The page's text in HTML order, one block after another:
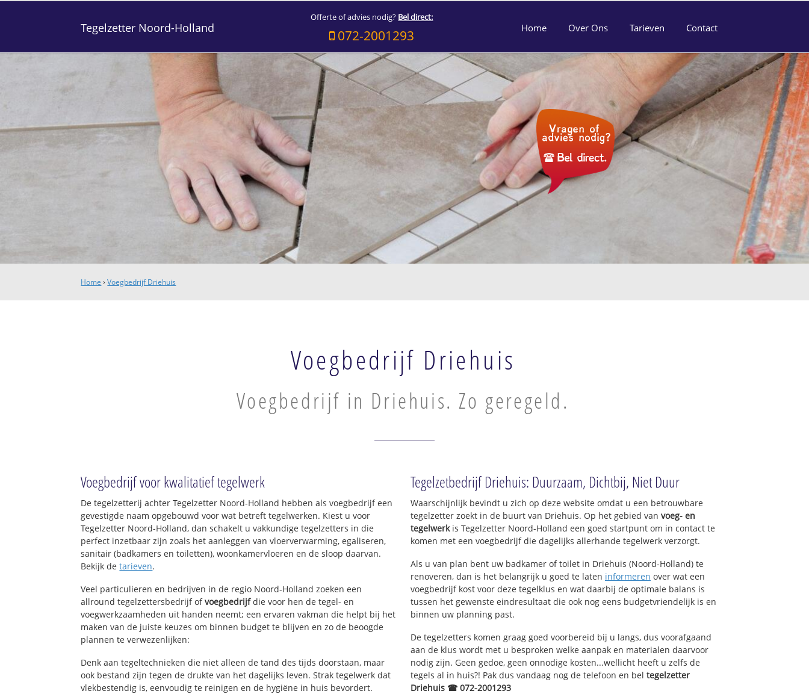
Tegelzetter Noord-Holland
Offerte of advies nodig? Bel direct:
072-2001293 Home Over Ons Tarieven Contact
Home ›Voegbedrijf Driehuis
Voegbedrijf Driehuis
Voegbedrijf in Driehuis. Zo geregeld.
Voegbedrijf voor kwalitatief tegelwerk
De tegelzetterij achter Tegelzetter Noord-Holland hebben als voegbedrijf een
gevestigde naam opgebouwd voor wat betreft tegelwerken. Kiest u voor
Tegelzetter Noord-Holland, dan schakelt u vakkundige tegelzetters in die
perfect inzetbaar zijn zoals het aanleggen van vloerverwarming, egaliseren,
sanitair (badkamers en toiletten), woonkamervloeren en de sloop daarvan.
Bekijk detarieven.
Veel particulieren en bedrijven in de regio Noord-Holland zoeken een
allround tegelzettersbedrijf ofvoegbedrijfdie voor hen de tegel- en
voegwerkzaamheden uit handen neemt; een ervaren vakman die helpt bij het
maken van de juiste keuzes om binnen budget te blijven en zo de beoogde
plannen te verwezenlijken:
Denk aan tegeltechnieken die niet alleen de tand des tijds doorstaan, maar
ook bestand zijn tegen de drukte van het dagelijks leven. Strak tegelwerk dat
vlekbestendig is, eenvoudig te reinigen en de hygiëne in huis bevordert.
Tegelzetbedrijf Driehuis: Duurzaam, Dichtbij, Niet Duur
Waarschijnlijk bevindt u zich op deze website omdat u een betrouwbare
tegelzetter zoekt in de buurt van Driehuis. Op het gebied van voeg- en
tegelwerkis Tegelzetter Noord-Holland een goed startpunt om in contact te
komen met een voegbedrijf die dagelijks allerhande tegelwerk verzorgt.
Als u van plan bent uw badkamer of toilet in Driehuis (Noord-Holland) te
renoveren, dan is het belangrijk u goed te laten informeren over wat een
voegbedrijf kost voor deze tegelklus en wat daarbij de optimale balans is
tussen het gewenste eindresultaat die ook nog eens budgetvriendelijk is en
binnen uw planning past.
De tegelzetters komen graag goed voorbereid bij u langs, dus voorafgaand
aan de klus wordt met u besproken welke aanpak en materialen daarvoor
nodig zijn. Geen gedoe, geen onnodige kosten...wellicht heeft u zelfs de
tegels al in huis?! Pak dus vandaag nog de telefoon en bel tegelzetter
Driehuis ☎ 072-2001293